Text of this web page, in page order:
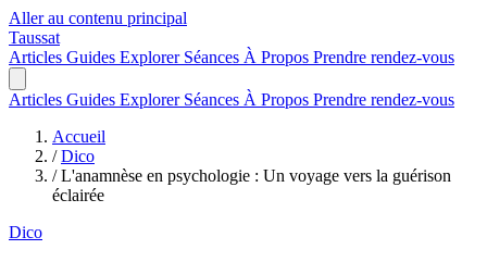
Aller au contenu principal
Taussat
Articles Guides Explorer Séances À Propos Prendre rendez-vous
Articles Guides Explorer Séances À Propos Prendre rendez-vous
Accueil
/ Dico
/ L'anamnèse en psychologie : Un voyage vers la guérison
éclairée
Dico